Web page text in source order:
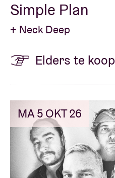
Simple Plan
+ Neck Deep
Elders te koop
MA 5 OKT 26